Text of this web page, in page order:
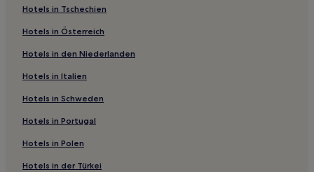
Hotels nahe Dinosauriermuseum
Changyi Hotels
Hotels nahe Laiwu-YunTai-Berg
Binzhou Hotels
Hotels nahe Der Pfauenberg
Bezirk Gangcheng: Hotels
Anqiu Hotels
Huantai Hotels
Hotels in Tschechien
Hotels in Österreich
Hotels in den Niederlanden
Hotels in Italien
Hotels in Schweden
Hotels in Portugal
Hotels in Polen
Hotels in der Türkei